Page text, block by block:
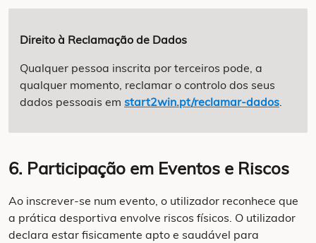
Direito à Reclamação de Dados
Qualquer pessoa inscrita por terceiros pode, a
qualquer momento, reclamar o controlo dos seus
dados pessoais em start2win.pt/reclamar-dados.
6. Participação em Eventos e Riscos
Ao inscrever-se num evento, o utilizador reconhece que
a prática desportiva envolve riscos físicos. O utilizador
declara estar fisicamente apto e saudável para